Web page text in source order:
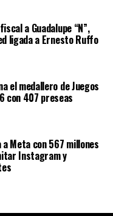
a Guadalupe “N”,
ligada a Ernesto Ruffo
el medallero de Juegos
con 407 preseas
a Meta con 567 millones
Instagram y